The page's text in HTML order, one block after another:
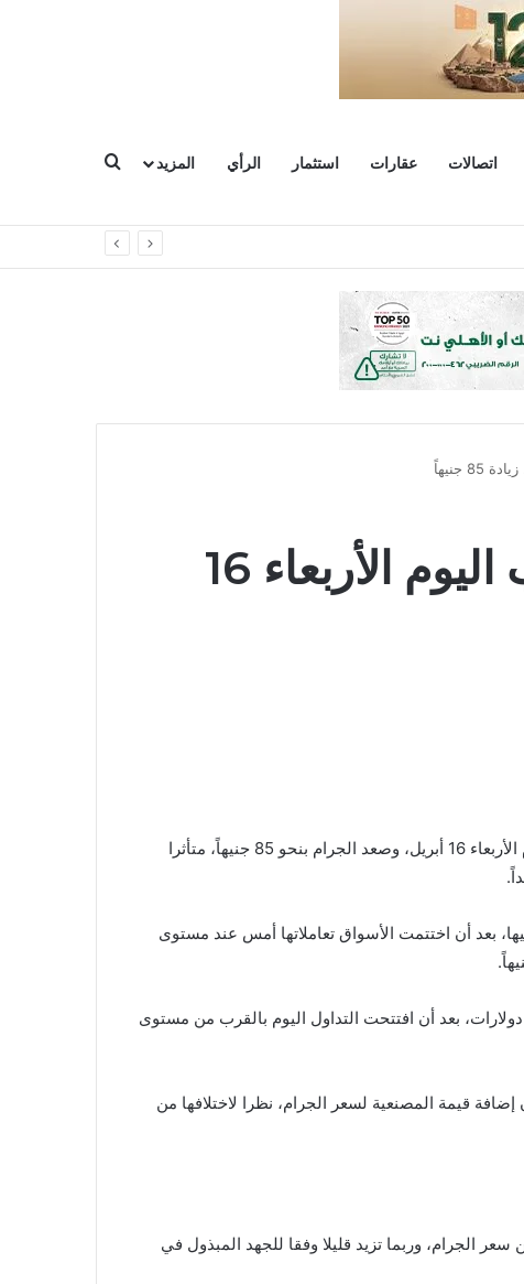
اتصالات عقارات استثمار الرأي المزيد بحث عن
قفزة في أسعار الذهب اليوم الأربعاء 16
قفزت أسعار الذهب بالسوق المحلية في بداية تعاملات اليوم الأربعاء 16 أبريل، وصعد الجرام بنحو 85 جنيهاً، متأثرا
أسعار الذهب للعيار 21 بعد ارتفاعها اليوم 4725 جنيها، بعد أن اختتمت الأسواق تعاملاتها أمس عند مستوى
وارتفعت الأوقية ببورصة الذهب العالمية إلى مستوى 3305 دولارات، بعد أن افتتحت التداول اليوم بالقرب من مستوى
قيمة المصنعية لسعر الجرام، نظرا لاختلافها من
تتراوح قيمة مصنعية الذهب ما بين 3 إلى 7% من سعر الجرام، وربما تزيد قليلا وفقا للجهد المبذول في